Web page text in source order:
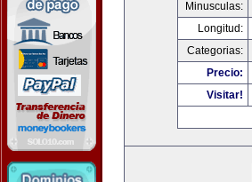
Minusculas:
Longitud:
Categorias:
Precio:
Visitar!